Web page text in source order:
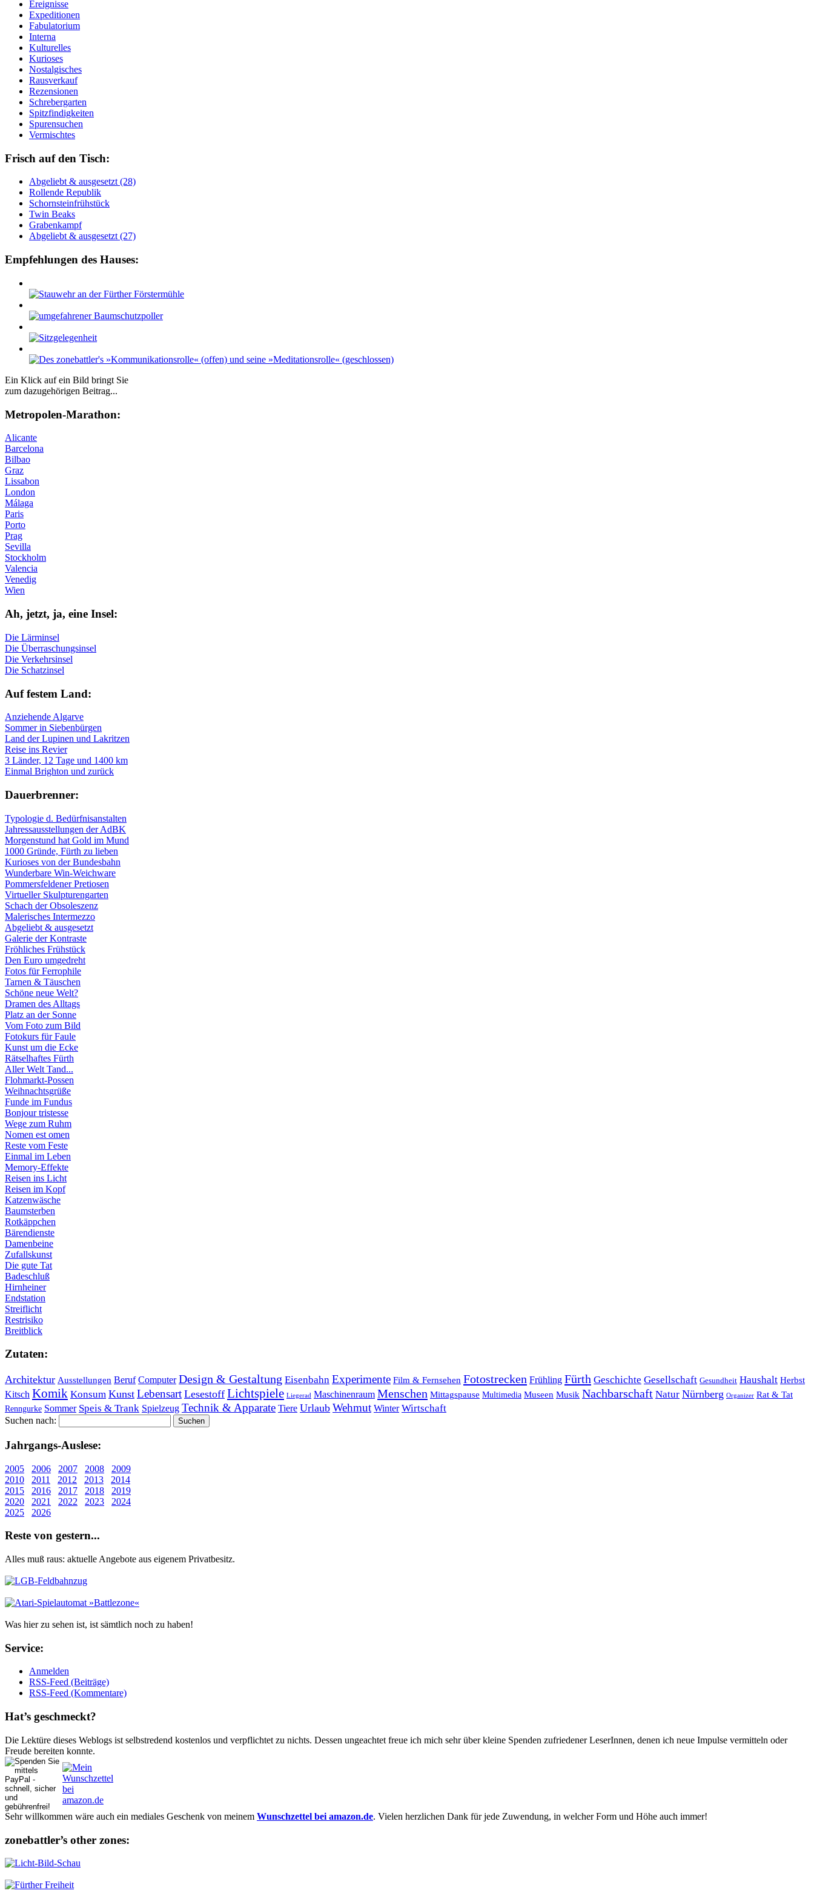
Ereignisse
Expeditionen
Fabulatorium
Interna
Kulturelles
Kurioses
Nostalgisches
Rausverkauf
Rezensionen
Schrebergarten
Spitzfindigkeiten
Spurensuchen
Vermischtes
Frisch auf den Tisch:
Ab­ge­liebt & aus­ge­setzt (28)
Rol­len­de Re­pu­blik
Schorn­stein­früh­stück
Twin Beaks
Gra­ben­kampf
Ab­ge­liebt & aus­ge­setzt (27)
Empfehlungen des Hauses:
Ein Klick auf ein Bild bringt Sie
zum dazugehörigen Beitrag...
Me­tro­po­len-Ma­ra­thon:
Alicante
Barcelona
Bilbao
Graz
Lissabon
London
Málaga
Paris
Porto
Prag
Sevilla
Stockholm
Valencia
Venedig
Wien
Ah, jetzt, ja, ei­ne In­sel:
Die Lärminsel
Die Überraschungsinsel
Die Verkehrsinsel
Die Schatzinsel
Auf fe­stem Land:
Anziehende Algarve
Sommer in Siebenbürgen
Land der Lupinen und Lakritzen
Reise ins Revier
3 Länder, 12 Tage und 1400 km
Einmal Brighton und zurück
Dau­er­bren­ner:
Typologie d. Bedürfnisanstalten
Jahressausstellungen der AdBK
Morgenstund hat Gold im Mund
1000 Gründe, Fürth zu lieben
Kurioses von der Bundesbahn
Wunderbare Win-Weichware
Pommersfeldener Pretiosen
Virtueller Skulpturengarten
Schach der Obsoleszenz
Malerisches Intermezzo
Abgeliebt & ausgesetzt
Galerie der Kontraste
Fröhliches Frühstück
Den Euro umgedreht
Fotos für Ferrophile
Tarnen & Täuschen
Schöne neue Welt?
Dramen des Alltags
Platz an der Sonne
Vom Foto zum Bild
Fotokurs für Faule
Kunst um die Ecke
Rätselhaftes Fürth
Aller Welt Tand...
Flohmarkt-Possen
Weihnachtsgrüße
Funde im Fundus
Bonjour tristesse
Wege zum Ruhm
Nomen est omen
Reste vom Feste
Einmal im Leben
Memory-Effekte
Reisen ins Licht
Reisen im Kopf
Katzenwäsche
Baumsterben
Rotkäppchen
Bärendienste
Damenbeine
Zufallskunst
Die gute Tat
Badeschluß
Hirnheiner
Endstation
Streiflicht
Restrisiko
Breitblick
Zu­ta­ten:
Architektur Ausstellungen Beruf Computer Design & Gestaltung Eisenbahn Experimente Film & Fernsehen Fotostrecken Frühling Fürth Geschichte Gesellschaft Gesundheit Haushalt Herbst
Kitsch Komik Konsum Kunst Lebensart Lesestoff Lichtspiele Liegerad Maschinenraum Menschen Mittagspause Multimedia Museen Musik Nachbarschaft Natur Nürnberg Organizer Rat & Tat
Renngurke Sommer Speis & Trank Spielzeug Technik & Apparate Tiere Urlaub Wehmut Winter Wirtschaft
Suchen nach:
Jahr­gangs-Aus­le­se:
2005 2006 2007 2008
2009
2010
2011 2012 2013
2014
2015
2016 2017 2018
2019
2020
2021 2022 2023
2024
2025
2026
Re­ste von ge­stern...
Alles muß raus: aktuelle An­ge­bo­te aus eigenem Privatbesitz.
Was hier zu sehen ist, ist sämt­lich noch zu haben!
Ser­vice:
Anmelden
RSS-Feed (Beiträge)
RSS-Feed (Kommentare)
Hat’s ge­schmeckt?
Die Lektüre dieses Weblogs ist selbstredend kostenlos und ver­pflich­tet zu nichts. Dessen un­ge­achtet freue ich mich sehr über kleine Spenden zufriedener Le­serInnen, denen ich neue Im­pul­se vermitteln oder
Freude bereiten konnte.
Sehr willkommen wäre auch ein mediales Geschenk von meinem Wunschzettel bei amazon.de. Vielen herzlichen Dank für jede Zuwendung, in welcher Form und Höhe auch immer!
zonebattler’s other zo­nes: